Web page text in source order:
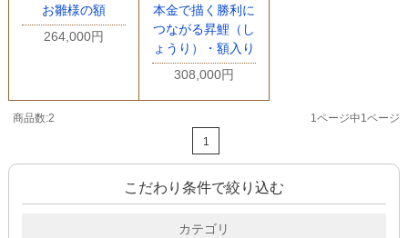
お雛様の額
264,000円
本金で描く勝利に
つながる昇鯉（し
ょうり）・額入り
308,000円
商品数:2
1ページ中1ページ
1
こだわり条件で絞り込む
カテゴリ